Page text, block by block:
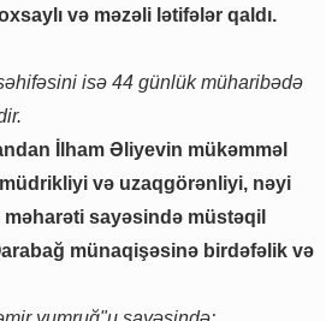
və məzəli lətifələr qaldı.
səhifəsini isə 44 günlük müharibədə
İlham Əliyevin mükəmməl
və uzaqgörənliyi, nəyi
sayəsində müstəqil
münaqişəsinə birdəfəlik və